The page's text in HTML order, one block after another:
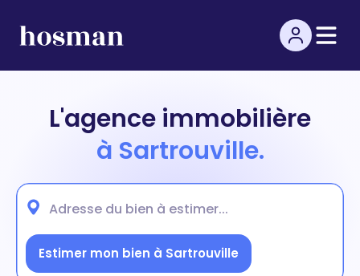
L'agence immobilière
à Sartrouville.
Estimer mon bien à Sartrouville